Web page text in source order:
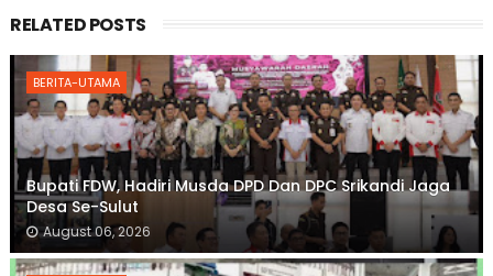
RELATED POSTS
BERITA-UTAMA
Bupati FDW, Hadiri Musda DPD Dan DPC Srikandi Jaga
Desa Se-Sulut
August 06, 2026